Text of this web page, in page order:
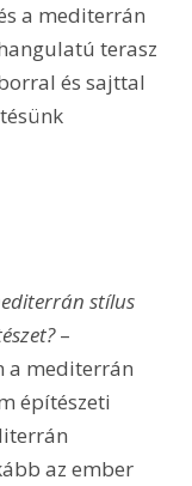
a mediterrán
terasz
és sajttal
stílus
–
a mediterrán
építészeti
az ember